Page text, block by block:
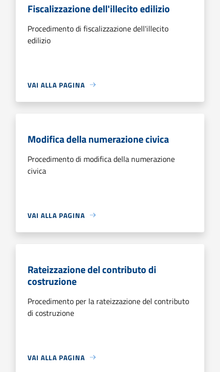
Fiscalizzazione dell'illecito edilizio
Procedimento di fiscalizzazione dell'illecito
edilizio
VAI ALLA PAGINA
Modifica della numerazione civica
Procedimento di modifica della numerazione
civica
VAI ALLA PAGINA
Rateizzazione del contributo di
costruzione
Procedimento per la rateizzazione del contributo
di costruzione
VAI ALLA PAGINA